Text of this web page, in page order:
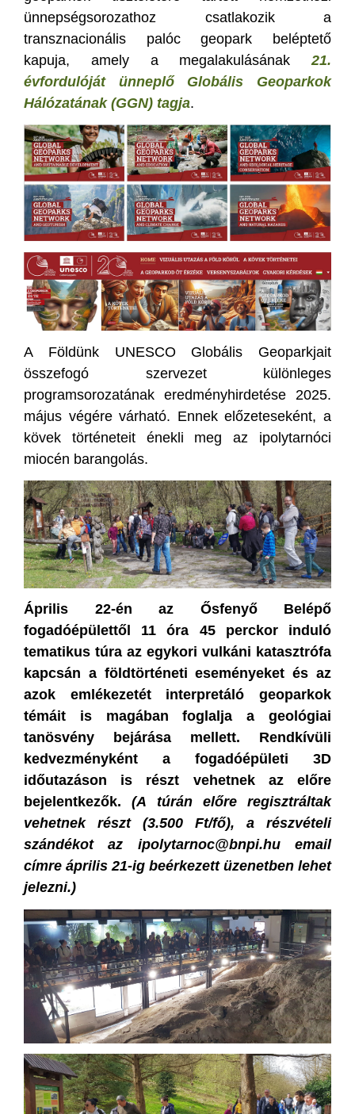
ünnepségsorozathoz csatlakozik a
transznacionális palóc geopark beléptető
kapuja, amely a megalakulásának 21.
évfordulóját ünneplő Globális Geoparkok
Hálózatának (GGN) tagja.
A Földünk UNESCO Globális Geoparkjait
összefogó szervezet különleges
programsorozatának eredményhirdetése 2025.
május végére várható. Ennek előzeteseként, a
kövek történeteit énekli meg az ipolytarnóci
miocén barangolás.
Április 22-én az Ősfenyő Belépő
fogadóépülettől 11 óra 45 perckor induló
tematikus túra az egykori vulkáni katasztrófa
kapcsán a földtörténeti eseményeket és az
azok emlékezetét interpretáló geoparkok
témáit is magában foglalja a geológiai
tanösvény bejárása mellett. Rendkívüli
kedvezményként a fogadóépületi 3D
időutazáson is részt vehetnek az előre
bejelentkezők.(A túrán előre regisztráltak
vehetnek részt (3.500 Ft/fő), a részvételi
szándékot az ipolytarnoc@bnpi.hu email
címre április 21-ig beérkezett üzenetben lehet
jelezni.)